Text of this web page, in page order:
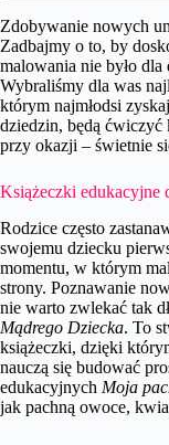
Zdobywanie nowych
Zadbajmy o to, by
malowania nie było
Wybraliśmy dla was
którym najmłodsi
dziedzin, będą ćwiczyć
przy okazji – świetnie
Książeczki edukacyjne
Rodzice często
swojemu dziecku
momentu, w którym
strony. Poznawanie
nie warto zwlekać tak
Mądrego Dziecka. To
książeczki, dzięki
nauczą się budować
edukacyjnych Moja
jak pachną owoce,